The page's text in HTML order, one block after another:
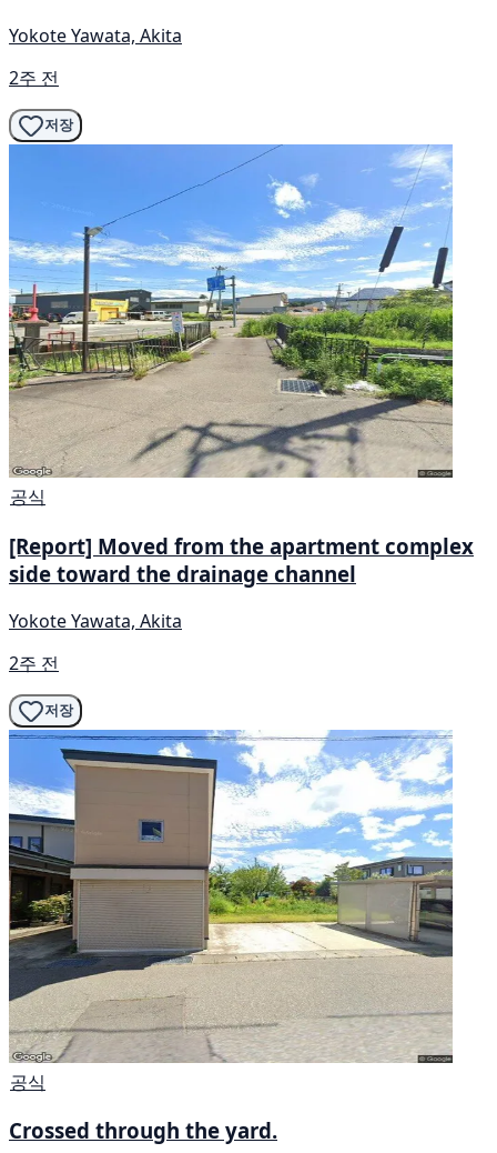
Yokote Yawata, Akita
2주 전
저장
공식
[Report] Moved from the apartment complex
side toward the drainage channel
Yokote Yawata, Akita
2주 전
저장
공식
Crossed through the yard.